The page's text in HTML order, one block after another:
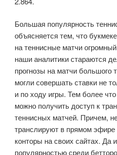
Большая популярность
объясняется тем, что
на теннисные матчи
наши аналитики стараются
прогнозы на матчи большого
могли совершать ставки не
и по ходу игры. Тем более
можно получить доступ к
теннисных матчей. Причем,
транслируют в прямом эфире
конторы на своих сайтах. Да
популярностью среди